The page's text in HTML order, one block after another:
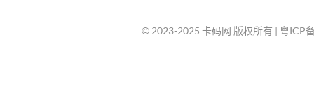
© 2023-2025 卡码网 版权所有 | 粤ICP